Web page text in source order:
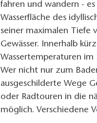
fahren und wandern -
Wasserfläche des
seiner maximalen Tiefe
Gewässer. Innerhalb
Wassertemperaturen
Wer nicht nur zum
ausgeschilderte Wege
oder Radtouren in die
möglich. Verschiedene